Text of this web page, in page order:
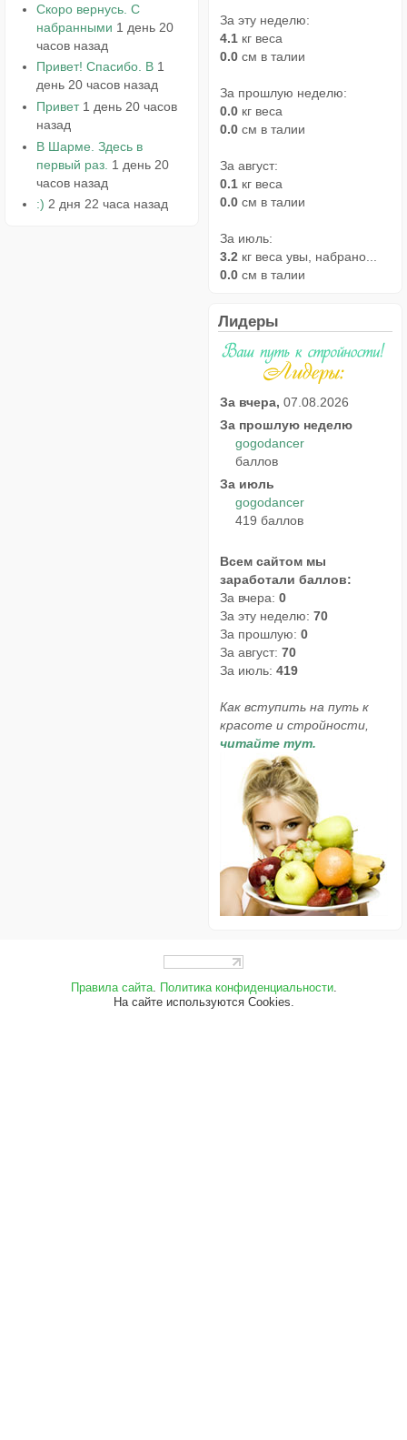
Скоро вернусь. С
набранными 1 день 20
часов назад
Привет! Спасибо. В 1
день 20 часов назад
Привет 1 день 20 часов
назад
В Шарме. Здесь в
первый раз. 1 день 20
часов назад
:) 2 дня 22 часа назад
За эту неделю:
4.1 кг веса
0.0 см в талии
За прошлую неделю:
0.0 кг веса
0.0 см в талии
За август:
0.1 кг веса
0.0 см в талии
За июль:
3.2 кг веса увы, набрано...
0.0 см в талии
Лидеры
За вчера, 07.08.2026
За прошлую неделю
gogodancer
баллов
За июль
gogodancer
419 баллов
Всем сайтом мы
заработали баллов:
За вчера: 0
За эту неделю: 70
За прошлую: 0
За август: 70
За июль: 419
Как вступить на путь к
красоте и стройности,
читайте тут.
Правила сайта. Политика конфиденциальности.
На сайте используются Cookies.